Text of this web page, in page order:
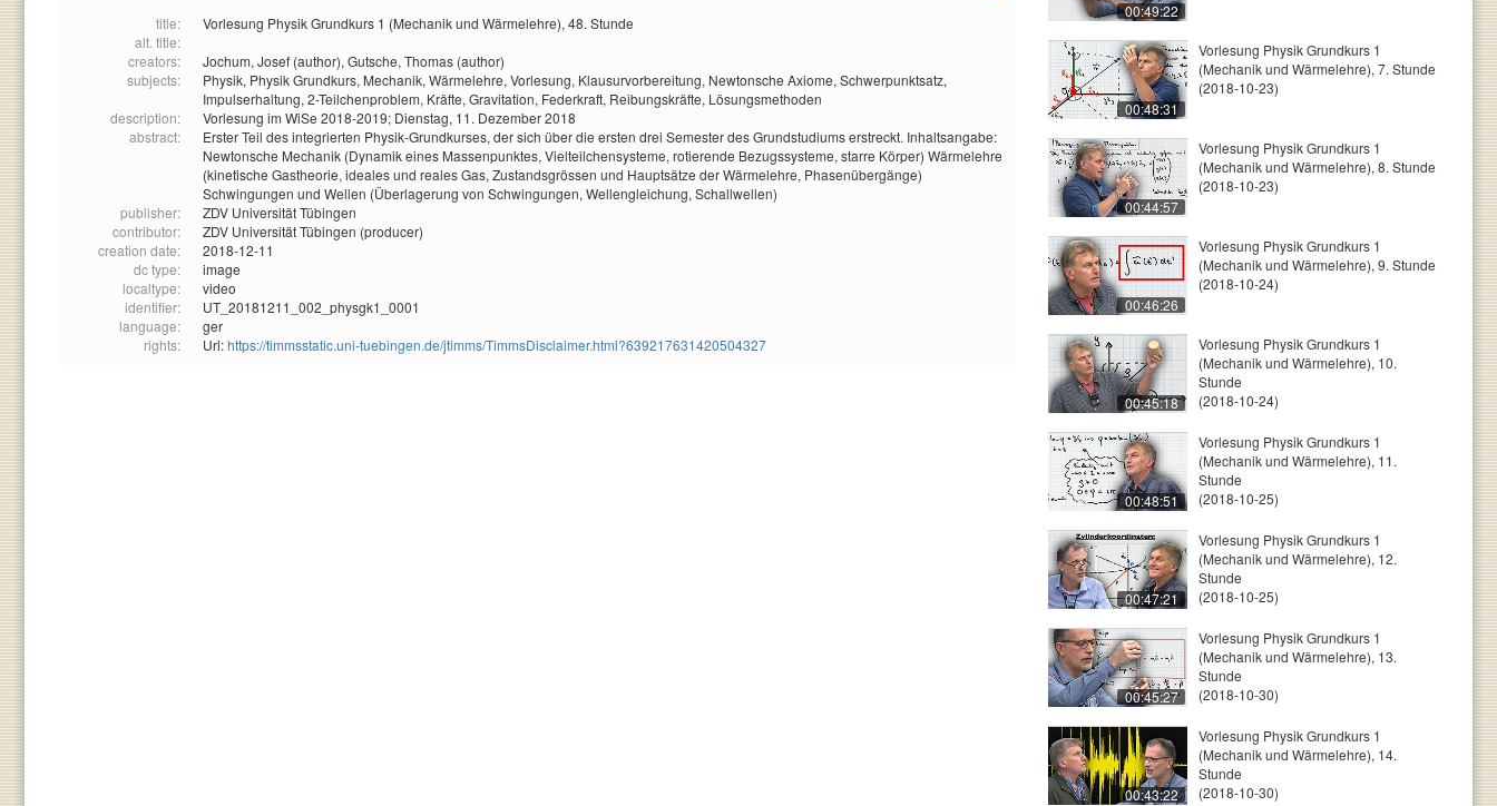
title:
Vorlesung Physik Grundkurs 1 (Mechanik und Wärmelehre), 48. Stunde
alt. title:
creators:
Jochum, Josef (author), Gutsche, Thomas (author)
subjects:
Physik, Physik Grundkurs, Mechanik, Wärmelehre, Vorlesung, Klausurvorbereitung, Newtonsche Axiome, Schwerpunktsatz,
Impulserhaltung, 2-Teilchenproblem, Kräfte, Gravitation, Federkraft, Reibungskräfte, Lösungsmethoden
description:
Vorlesung im WiSe 2018-2019; Dienstag, 11. Dezember 2018
abstract:
Erster Teil des integrierten Physik-Grundkurses, der sich über die ersten drei Semester des Grundstudiums erstreckt. Inhaltsangabe:
Newtonsche Mechanik (Dynamik eines Massenpunktes, Vielteilchensysteme, rotierende Bezugssysteme, starre Körper) Wärmelehre
(kinetische Gastheorie, ideales und reales Gas, Zustandsgrössen und Hauptsätze der Wärmelehre, Phasenübergänge)
Schwingungen und Wellen (Überlagerung von Schwingungen, Wellengleichung, Schallwellen)
publisher:
ZDV Universität Tübingen
contributor:
ZDV Universität Tübingen (producer)
creation date:
2018-12-11
dc type:
image
localtype:
video
identifier:
UT_20181211_002_physgk1_0001
language:
ger
rights:
Url:https://timmsstatic.uni-tuebingen.de/jtimms/TimmsDisclaimer.html?639217631420504327
00:49:22
00:48:31
Vorlesung Physik Grundkurs 1
(Mechanik und Wärmelehre), 7. Stunde
(2018-10-23)
00:44:57
Vorlesung Physik Grundkurs 1
(Mechanik und Wärmelehre), 8. Stunde
(2018-10-23)
00:46:26
Vorlesung Physik Grundkurs 1
(Mechanik und Wärmelehre), 9. Stunde
(2018-10-24)
00:45:18
Vorlesung Physik Grundkurs 1
(Mechanik und Wärmelehre), 10.
Stunde
(2018-10-24)
00:48:51
Vorlesung Physik Grundkurs 1
(Mechanik und Wärmelehre), 11.
Stunde
(2018-10-25)
00:47:21
Vorlesung Physik Grundkurs 1
(Mechanik und Wärmelehre), 12.
Stunde
(2018-10-25)
00:45:27
Vorlesung Physik Grundkurs 1
(Mechanik und Wärmelehre), 13.
Stunde
(2018-10-30)
00:43:22
Vorlesung Physik Grundkurs 1
(Mechanik und Wärmelehre), 14.
Stunde
(2018-10-30)